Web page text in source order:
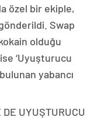
özel bir ekiple,
Swap
olduğu
‘Uyuşturucu
yabancı
DE UYUŞTURUCU